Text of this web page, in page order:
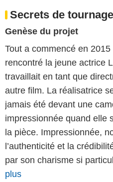
Secrets de tournage
Genèse du projet
Tout a commencé en
rencontré la jeune actrice
travaillait en tant que
autre film. La réalisatrice
jamais été devant une
impressionnée quand elle
la pièce. Impressionnée,
l’authenticité et la
par son charisme si
plus